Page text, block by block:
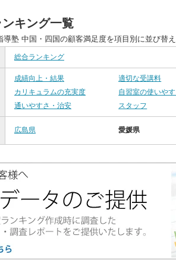
キング一覧
導塾 中国・四国の顧客満足度を項目別に並び替
総合ランキング
成績向上・結果 適切な受講料
カリキュラムの充実度
自習室の使いやす
通いやすさ・治安
スタッフ
広島県 愛媛県